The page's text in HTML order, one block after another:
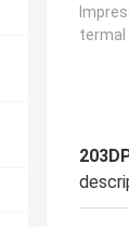
termal